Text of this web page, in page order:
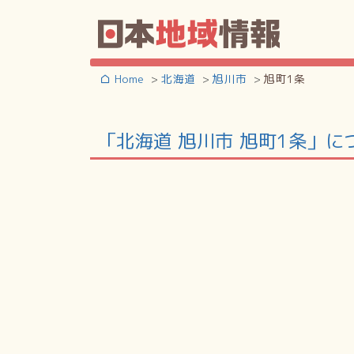
Home 北海道 旭川市 旭町1条
「北海道 旭川市 旭町1条」に